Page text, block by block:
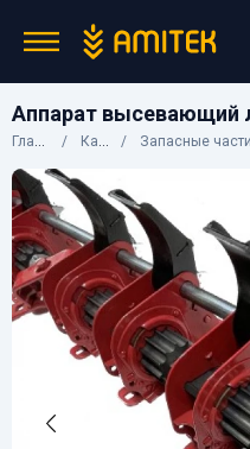
Аппарат высевающий
Главная Каталог Запасные части к